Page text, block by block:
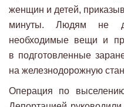
женщин и детей,
минуты. Людям не
необходимые вещи и
в подготовленные
на железнодорожную
Операция по